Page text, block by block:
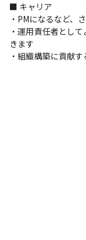
■ キャリア
・PMになるなど、
・運用責任者とし
きます
・組織構築に貢献